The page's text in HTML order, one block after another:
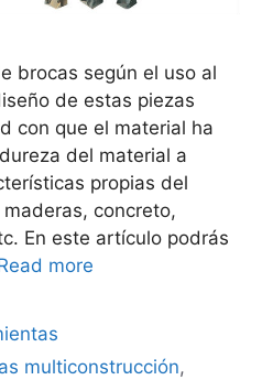
brocas según el uso al
de estas piezas
con que el material ha
del material a
propias del
concreto,
En este artículo podrás
more
multiconstrucción,